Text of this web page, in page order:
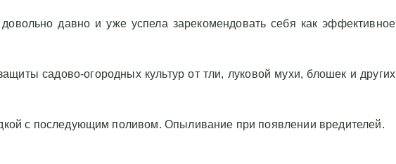
давно и уже успела зарекомендовать себя как эффективное
садово-огородных культур от тли, луковой мухи, блошек и других
с последующим поливом. Опыливание при появлении вредителей.